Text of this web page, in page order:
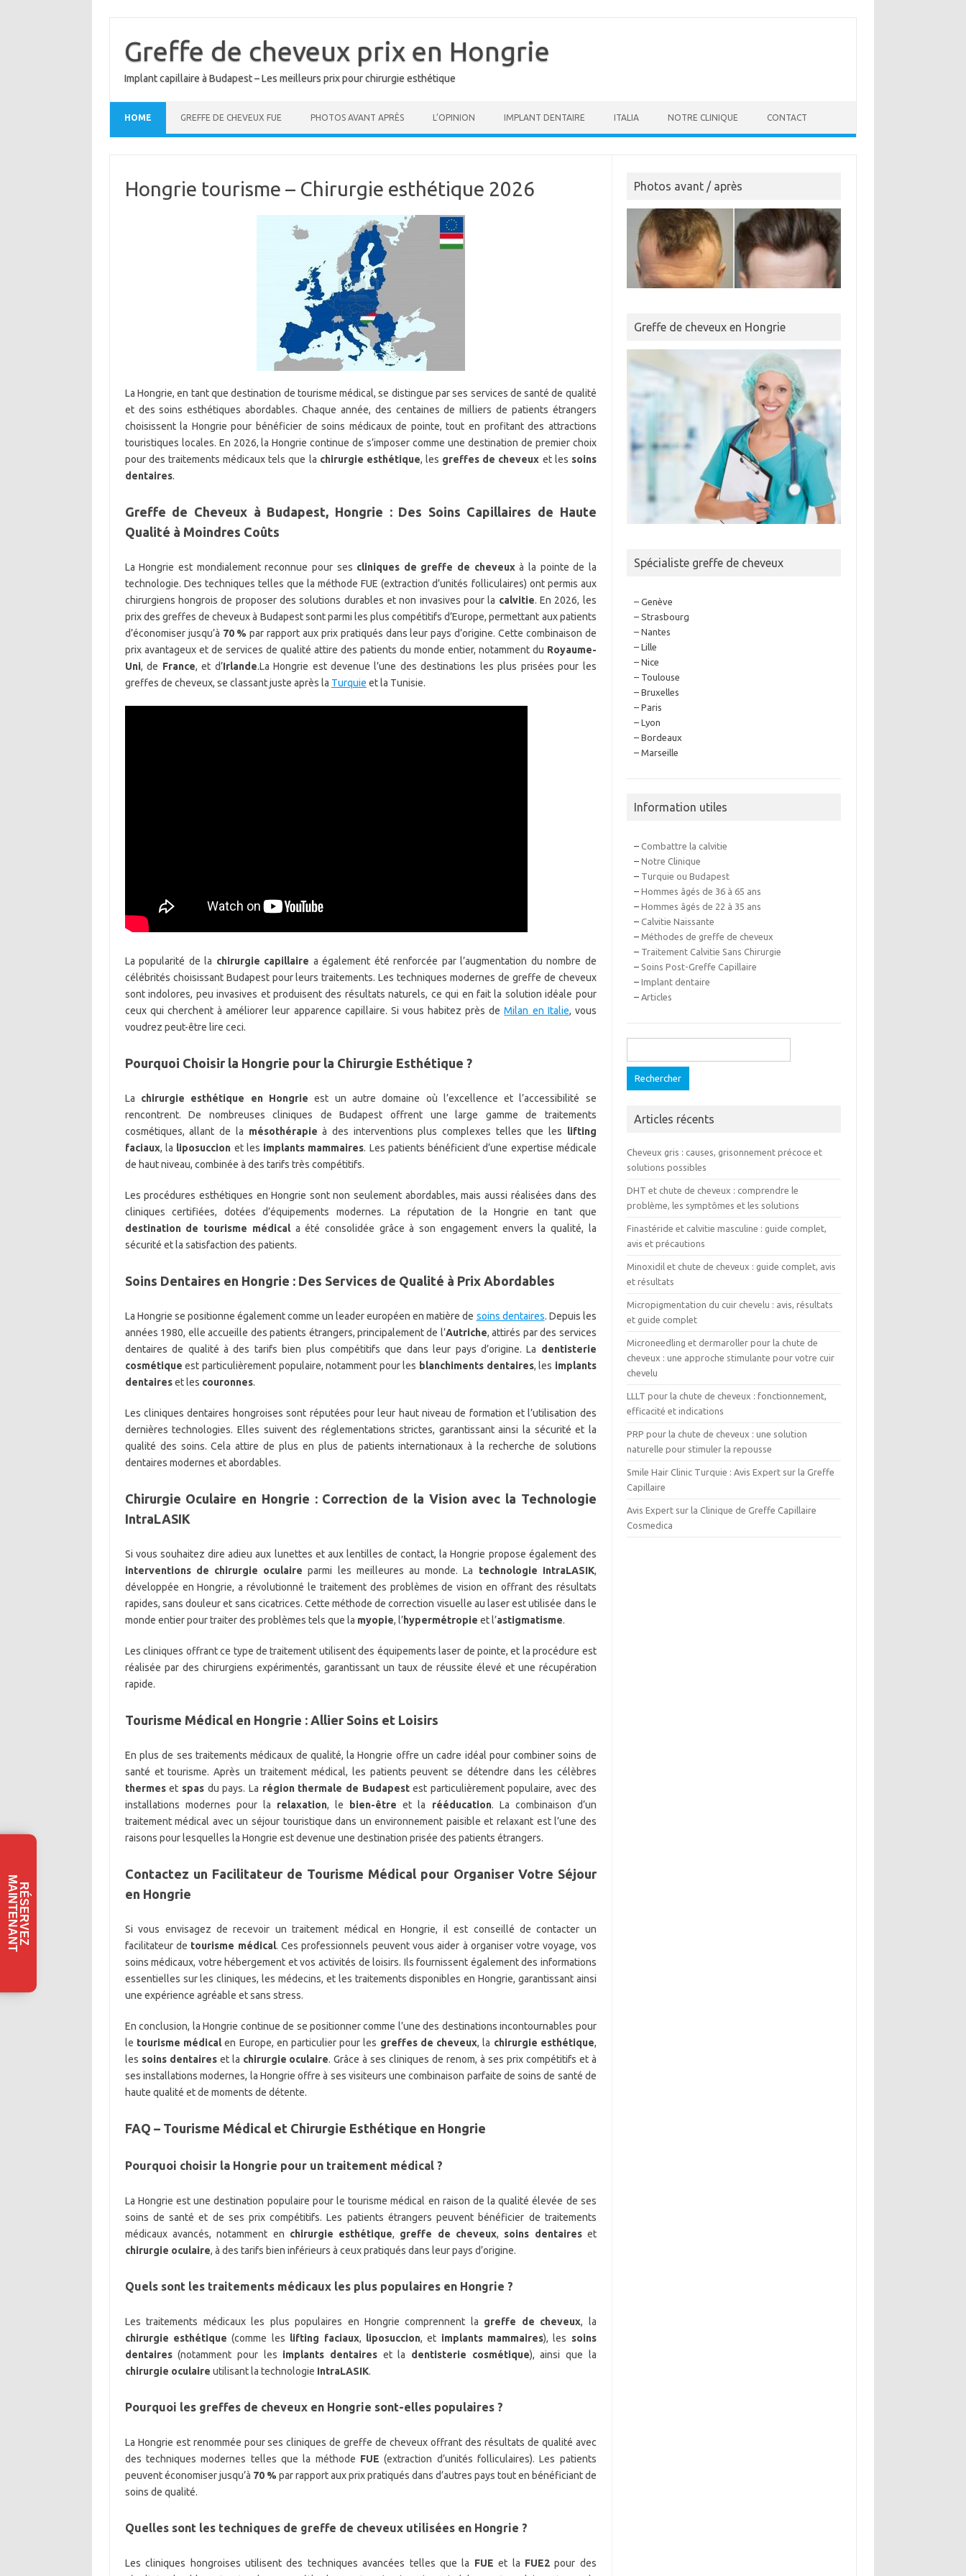
content
Greffe de cheveux prix en Hongrie
Implant capillaire à Budapest – Les meilleurs prix pour chirurgie esthétique
HOME GREFFE DE CHEVEUX FUE PHOTOS AVANT APRÈS L’OPINION IMPLANT DENTAIRE ITALIA NOTRE CLINIQUE CONTACT
Hongrie tourisme – Chirurgie esthétique 2026
La Hongrie, en tant que destination de tourisme médical, se distingue par ses services de santé de qualité
et des soins esthétiques abordables. Chaque année, des centaines de milliers de patients étrangers
choisissent la Hongrie pour bénéficier de soins médicaux de pointe, tout en profitant des attractions
touristiques locales. En 2026, la Hongrie continue de s’imposer comme une destination de premier choix
pour des traitements médicaux tels que la chirurgie esthétique, les greffes de cheveux et les soins
dentaires.
Greffe de Cheveux à Budapest, Hongrie : Des Soins Capillaires de Haute
Qualité à Moindres Coûts
La Hongrie est mondialement reconnue pour ses cliniques de greffe de cheveuxà la pointe de la
technologie. Des techniques telles que la méthode FUE (extraction d’unités folliculaires) ont permis aux
chirurgiens hongrois de proposer des solutions durables et non invasives pour la calvitie. En 2026, les
prix des greffes de cheveux à Budapest sont parmi les plus compétitifs d’Europe, permettant aux patients
d’économiser jusqu’à 70 % par rapport aux prix pratiqués dans leur pays d’origine. Cette combinaison de
prix avantageux et de services de qualité attire des patients du monde entier, notamment du Royaume-
Uni, de France, et d’Irlande.La Hongrie est devenue l’une des destinations les plus prisées pour les
greffes de cheveux, se classant juste après la Turquie et la Tunisie.
La popularité de la chirurgie capillaire a également été renforcée par l’augmentation du nombre de
célébrités choisissant Budapest pour leurs traitements. Les techniques modernes de greffe de cheveux
sont indolores, peu invasives et produisent des résultats naturels, ce qui en fait la solution idéale pour
ceux qui cherchent à améliorer leur apparence capillaire. Si vous habitez près deMilan en Italie, vous
voudrez peut-être lire ceci.
Pourquoi Choisir la Hongrie pour la Chirurgie Esthétique ?
La chirurgie esthétique en Hongrie est un autre domaine où l’excellence et l’accessibilité se
rencontrent. De nombreuses cliniques de Budapest offrent une large gamme de traitements
cosmétiques, allant de la mésothérapie à des interventions plus complexes telles que les lifting
faciaux, la liposuccion et les implants mammaires. Les patients bénéficient d’une expertise médicale
de haut niveau, combinée à des tarifs très compétitifs.
Les procédures esthétiques en Hongrie sont non seulement abordables, mais aussi réalisées dans des
cliniques certifiées, dotées d’équipements modernes. La réputation de la Hongrie en tant que
destination de tourisme médicala été consolidée grâce à son engagement envers la qualité, la
sécurité et la satisfaction des patients.
Soins Dentaires en Hongrie : Des Services de Qualité à Prix Abordables
La Hongrie se positionne également comme un leader européen en matière de soins dentaires. Depuis les
années 1980, elle accueille des patients étrangers, principalement de l’Autriche, attirés par des services
dentaires de qualité à des tarifs bien plus compétitifs que dans leur pays d’origine. La dentisterie
cosmétique est particulièrement populaire, notamment pour les blanchiments dentaires, les implants
dentaireset les couronnes.
Les cliniques dentaires hongroises sont réputées pour leur haut niveau de formation et l’utilisation des
dernières technologies. Elles suivent des réglementations strictes, garantissant ainsi la sécurité et la
qualité des soins. Cela attire de plus en plus de patients internationaux à la recherche de solutions
dentaires modernes et abordables.
Chirurgie Oculaire en Hongrie : Correction de la Vision avec la Technologie
IntraLASIK
Si vous souhaitez dire adieu aux lunettes et aux lentilles de contact, la Hongrie propose également des
interventions de chirurgie oculaire parmi les meilleures au monde. La technologie IntraLASIK,
développée en Hongrie, a révolutionné le traitement des problèmes de vision en offrant des résultats
rapides, sans douleur et sans cicatrices. Cette méthode de correction visuelle au laser est utilisée dans le
monde entier pour traiter des problèmes tels que la myopie, l’hypermétropie et l’astigmatisme.
Les cliniques offrant ce type de traitement utilisent des équipements laser de pointe, et la procédure est
réalisée par des chirurgiens expérimentés, garantissant un taux de réussite élevé et une récupération
rapide.
Tourisme Médical en Hongrie : Allier Soins et Loisirs
En plus de ses traitements médicaux de qualité, la Hongrie offre un cadre idéal pour combiner soins de
santé et tourisme. Après un traitement médical, les patients peuvent se détendre dans les célèbres
thermeset spas du pays. La région thermale de Budapestest particulièrement populaire, avec des
installations modernes pour la relaxation, le bien-être et la rééducation. La combinaison d’un
traitement médical avec un séjour touristique dans un environnement paisible et relaxant est l’une des
raisons pour lesquelles la Hongrie est devenue une destination prisée des patients étrangers.
Contactez un Facilitateur de Tourisme Médical pour Organiser Votre Séjour
en Hongrie
Si vous envisagez de recevoir un traitement médical en Hongrie, il est conseillé de contacter un
facilitateur de tourisme médical. Ces professionnels peuvent vous aider à organiser votre voyage, vos
soins médicaux, votre hébergement et vos activités de loisirs. Ils fournissent également des informations
essentielles sur les cliniques, les médecins, et les traitements disponibles en Hongrie, garantissant ainsi
une expérience agréable et sans stress.
En conclusion, la Hongrie continue de se positionner comme l’une des destinations incontournables pour
le tourisme médicalen Europe, en particulier pour les greffes de cheveux, la chirurgie esthétique,
les soins dentaireset la chirurgie oculaire. Grâce à ses cliniques de renom, à ses prix compétitifs et à
ses installations modernes, la Hongrie offre à ses visiteurs une combinaison parfaite de soins de santé de
haute qualité et de moments de détente.
FAQ – Tourisme Médical et Chirurgie Esthétique en Hongrie
Pourquoi choisir la Hongrie pour un traitement médical ?
La Hongrie est une destination populaire pour le tourisme médical en raison de la qualité élevée de ses
soins de santé et de ses prix compétitifs. Les patients étrangers peuvent bénéficier de traitements
médicaux avancés, notamment en chirurgie esthétique, greffe de cheveux, soins dentaireset
chirurgie oculaire, à des tarifs bien inférieurs à ceux pratiqués dans leur pays d’origine.
Quels sont les traitements médicaux les plus populaires en Hongrie ?
Les traitements médicaux les plus populaires en Hongrie comprennent la greffe de cheveux, la
chirurgie esthétique (comme les lifting faciaux, liposuccion, et implants mammaires), les soins
dentaires(notamment pour les implants dentaires et la dentisterie cosmétique), ainsi que la
chirurgie oculaire utilisant la technologie IntraLASIK.
Pourquoi les greffes de cheveux en Hongrie sont-elles populaires ?
La Hongrie est renommée pour ses cliniques de greffe de cheveux offrant des résultats de qualité avec
des techniques modernes telles que la méthode FUE (extraction d’unités folliculaires). Les patients
peuvent économiser jusqu’à 70 % par rapport aux prix pratiqués dans d’autres pays tout en bénéficiant de
soins de qualité.
Quelles sont les techniques de greffe de cheveux utilisées en Hongrie ?
Les cliniques hongroises utilisent des techniques avancées telles que la FUE et la FUE2pour des
Photos avant / après
Greffe de cheveux en Hongrie
Spécialiste greffe de cheveux
– Genève
– Strasbourg
– Nantes
– Lille
– Nice
– Toulouse
– Bruxelles
– Paris
– Lyon
– Bordeaux
– Marseille
Information utiles
–Combattre la calvitie
–Notre Clinique
– Turquie ou Budapest
–Hommes âgés de 36 à 65 ans
–Hommes âgés de 22 à 35 ans
–Calvitie Naissante
–Méthodes de greffe de cheveux
– Traitement Calvitie Sans Chirurgie
– Soins Post-Greffe Capillaire
–Implant dentaire
–Articles
Articles récents
Cheveux gris : causes, grisonnement précoce et
solutions possibles
DHT et chute de cheveux : comprendre le
problème, les symptômes et les solutions
Finastéride et calvitie masculine : guide complet,
avis et précautions
Minoxidil et chute de cheveux : guide complet, avis
et résultats
Micropigmentation du cuir chevelu : avis, résultats
et guide complet
Microneedling et dermaroller pour la chute de
cheveux : une approche stimulante pour votre cuir
chevelu
LLLT pour la chute de cheveux : fonctionnement,
efficacité et indications
PRP pour la chute de cheveux : une solution
naturelle pour stimuler la repousse
Smile Hair Clinic Turquie : Avis Expert sur la Greffe
Capillaire
Avis Expert sur la Clinique de Greffe Capillaire
Cosmedica
R
É
S
E
R
V
E
Z
MA
I
N
T
E
N
A
N
T